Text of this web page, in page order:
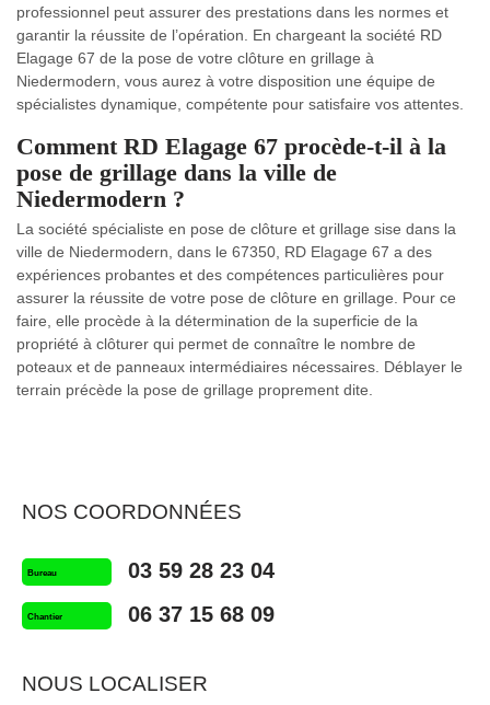
professionnel peut assurer des prestations dans les normes et
garantir la réussite de l’opération. En chargeant la société RD
Elagage 67 de la pose de votre clôture en grillage à
Niedermodern, vous aurez à votre disposition une équipe de
spécialistes dynamique, compétente pour satisfaire vos attentes.
Comment RD Elagage 67 procède-t-il à la
pose de grillage dans la ville de
Niedermodern ?
La société spécialiste en pose de clôture et grillage sise dans la
ville de Niedermodern, dans le 67350, RD Elagage 67 a des
expériences probantes et des compétences particulières pour
assurer la réussite de votre pose de clôture en grillage. Pour ce
faire, elle procède à la détermination de la superficie de la
propriété à clôturer qui permet de connaître le nombre de
poteaux et de panneaux intermédiaires nécessaires. Déblayer le
terrain précède la pose de grillage proprement dite.
NOS COORDONNÉES
Bureau 03 59 28 23 04
Chantier 06 37 15 68 09
NOUS LOCALISER